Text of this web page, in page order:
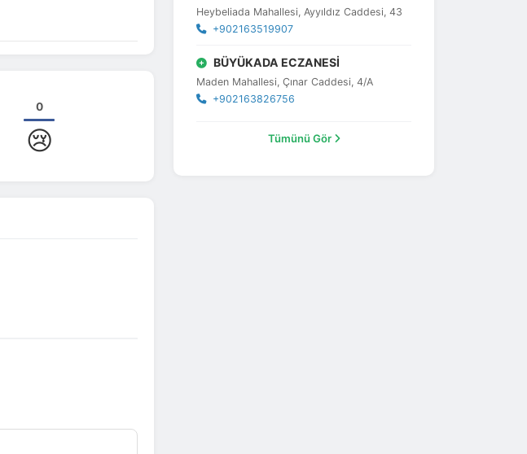
0
😢
Heybeliada Mahallesi, Ayyıldız Caddesi, 43
+902163519907
BÜYÜKADA ECZANESİ
Maden Mahallesi, Çınar Caddesi, 4/A
+902163826756
Tümünü Gör